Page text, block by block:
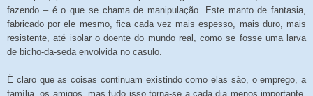
fazendo – é o que se chama de manipulação. Este manto de fantasia,
fabricado por ele mesmo, fica cada vez mais espesso, mais duro, mais
resistente, até isolar o doente do mundo real, como se fosse uma larva
de bicho-da-seda envolvida no casulo.
É claro que as coisas continuam existindo como elas são, o emprego, a
família, os amigos, mas tudo isso torna-se a cada dia menos importante.